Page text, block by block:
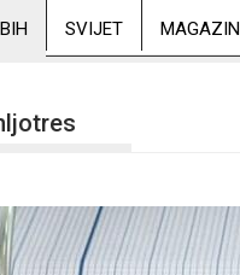
BIH SVIJET MAGAZIN